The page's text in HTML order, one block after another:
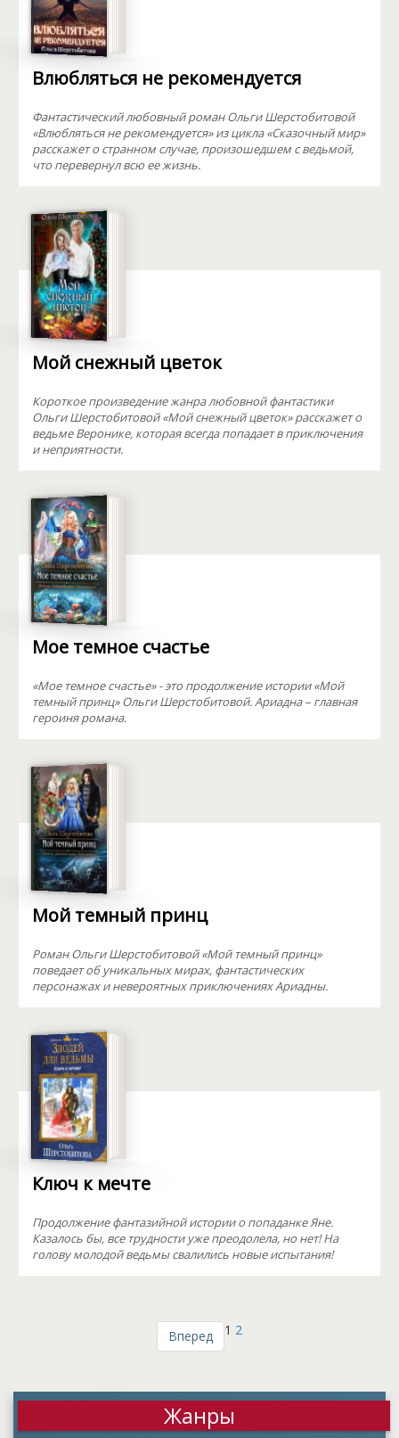
Влюбляться не рекомендуется
Фантастический любовный роман Ольги Шерстобитовой
«Влюбляться не рекомендуется» из цикла «Сказочный мир»
расскажет о странном случае, произошедшем с ведьмой,
что перевернул всю ее жизнь.
Мой снежный цветок
Короткое произведение жанра любовной фантастики
Ольги Шерстобитовой «Мой снежный цветок» расскажет о
ведьме Веронике, которая всегда попадает в приключения
и неприятности.
Мое темное счастье
«Мое темное счастье» - это продолжение истории «Мой
темный принц» Ольги Шерстобитовой. Ариадна – главная
героиня романа.
Мой темный принц
Роман Ольги Шерстобитовой «Мой темный принц»
поведает об уникальных мирах, фантастических
персонажах и невероятных приключениях Ариадны.
Ключ к мечте
Продолжение фантазийной истории о попаданке Яне.
Казалось бы, все трудности уже преодолела, но нет! На
голову молодой ведьмы свалились новые испытания!
1 2
Вперед
Жанры